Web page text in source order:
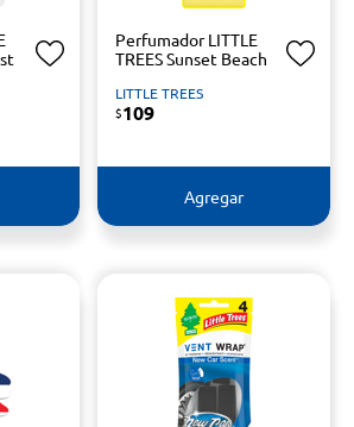
Perfumador LITTLE
TREES Sunset Beach
LITTLE TREES
$109
Agregar